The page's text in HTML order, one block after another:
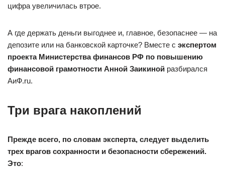
цифра увеличилась втрое.
А где держать деньги выгоднее и, главное, безопаснее — на
депозите или на банковской карточке? Вместе с экспертом
проекта Министерства финансов РФ по повышению
финансовой грамотности Анной Заикиной разбирался
АиФ.ru.
Три врага накоплений
Прежде всего, по словам эксперта, следует выделить
трех врагов сохранности и безопасности сбережений.
Это: